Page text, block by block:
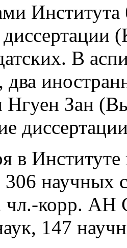
В
два
Нгуен Зан
в Институте
306 научных
чл.-корр. АН
147